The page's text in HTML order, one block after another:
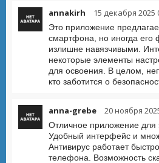
annakirh 15 декабря 2025
Это приложение
смартфона, но иногда его
излишне навязчивыми.
некоторые элементы
для освоения. В целом,
кто заботится о
anna-grebe 20 ноября
Отличное приложение для
Удобный интерфейс и
Антивирус работает
телефона. Возможность